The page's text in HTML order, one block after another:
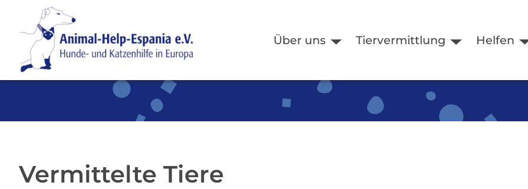
SKIP TO MAIN CONTENT
Über uns Tiervermittlung Helfen
Vermittelte Tiere